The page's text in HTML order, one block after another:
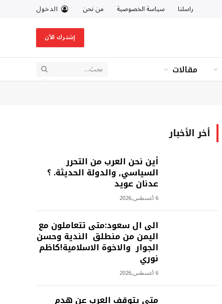
راسلنا سياسة الخصوصية من نحن الدخول
إشترك الآن
مقالات
أخر الأخبار
أين نحن العرب من التحرر
السياسي, والدولة الحديثة. ؟
عدنان عويد
6 أغسطس,2026
الى ال سعود:متى تتعاملون مع
اليمن من منطلق الندية وحسن
الجوار والاخوة الاسلامية!كاظم
نوري
6 أغسطس,2026
متى يتوقف العرب عن هدم